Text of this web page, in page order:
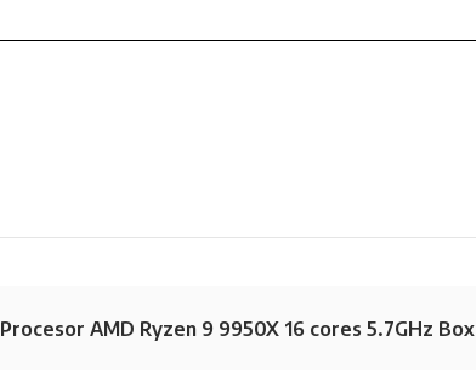
Procesor AMD Ryzen 9 9950X 16 cores 5.7GHz Box